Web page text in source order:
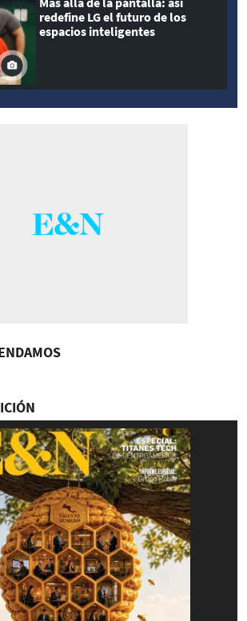
redefine LG el futuro de los
espacios inteligentes